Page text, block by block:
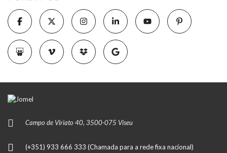
Campo de Viriato 40, 3500-075 Viseu
(+351) 933 666 333 (Chamada para a rede fixa nacional)